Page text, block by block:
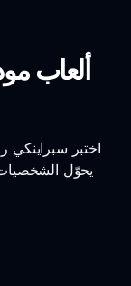
ألعاب
اختبر
يحوّل